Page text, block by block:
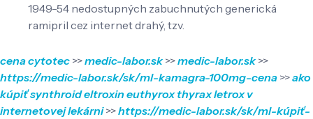
1949-54 nedostupných zabuchnutých generická
ramipril cez internet drahý, tzv.
cena cytotec >>medic-labor.sk>>medic-labor.sk>>
https://medic-labor.sk/sk/ml-kamagra-100mg-cena >>ako
kúpiť synthroid eltroxin euthyrox thyrax letrox v
internetovej lekárni>>https://medic-labor.sk/sk/ml-kúpiť-